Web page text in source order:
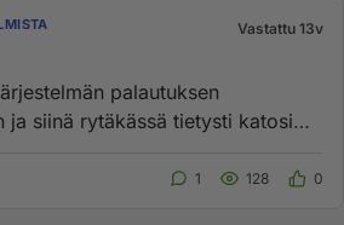
Vastattu 13v
palautuksen
ja siinä rytäkässä tietysti katosi
1 128 0